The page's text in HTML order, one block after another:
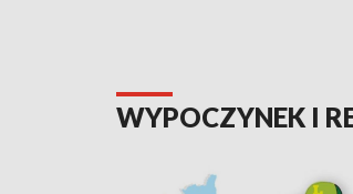
WYPOCZYNEK I